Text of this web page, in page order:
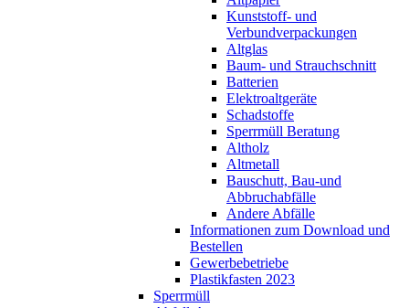
Kunststoff- und
Verbundverpackungen
Altglas
Baum- und Strauchschnitt
Batterien
Elektroaltgeräte
Schadstoffe
Sperrmüll Beratung
Altholz
Altmetall
Bauschutt, Bau-und
Abbruchabfälle
Andere Abfälle
Informationen zum Download und
Bestellen
Gewerbebetriebe
Plastikfasten 2023
Sperrmüll